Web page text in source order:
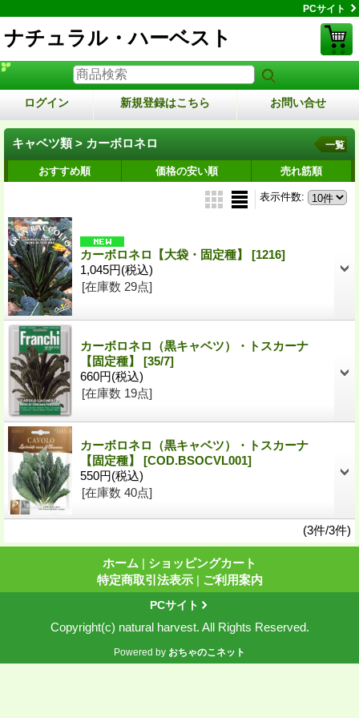
PCサイト
ナチュラル・ハーベスト
ログイン 新規登録はこちら お問い合せ
キャベツ類 > カーボロネロ 一覧
おすすめ順 価格の安い順 売れ筋順
表示件数:
カーボロネロ【大袋・固定種】 [1216]
1,045円(税込)
[在庫数 29点]
カーボロネロ（黒キャベツ）・トスカーナ
【固定種】 [35/7]
660円(税込)
[在庫数 19点]
カーボロネロ（黒キャベツ）・トスカーナ
【固定種】 [COD.BSOCVL001]
550円(税込)
[在庫数 40点]
(3件/3件)
ホーム | ショッピングカート
特定商取引法表示 | ご利用案内
PCサイト
Copyright(c) natural harvest. All Rights Reserved.
Powered by おちゃのこネット